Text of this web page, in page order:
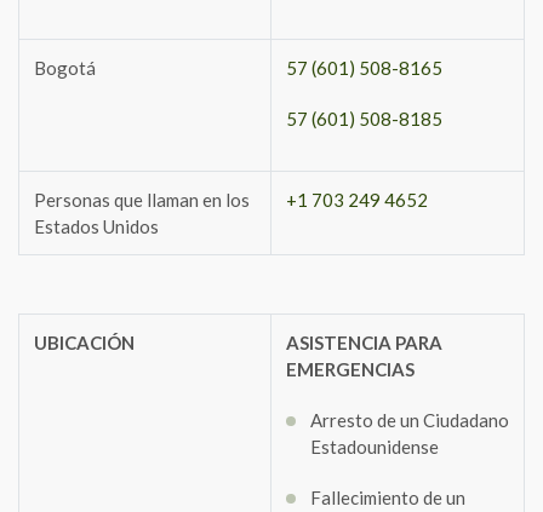
Bogotá 57 (601) 508-8165
57 (601) 508-8185
Personas que llaman en los
Estados Unidos
+1 703 249 4652
UBICACIÓN
ASISTENCIA PARA
EMERGENCIAS
Arresto de un Ciudadano
Estadounidense
Fallecimiento de un